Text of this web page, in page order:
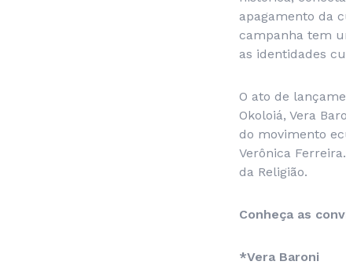
apagamento da
campanha tem
as identidades
O ato de
Okoloiá, Vera
do movimento
Verônica
da Religião.
Conheça as
*Vera Baroni